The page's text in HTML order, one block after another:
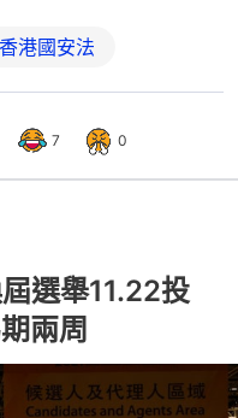
香港國安法
7 0
選舉11.22投
兩周